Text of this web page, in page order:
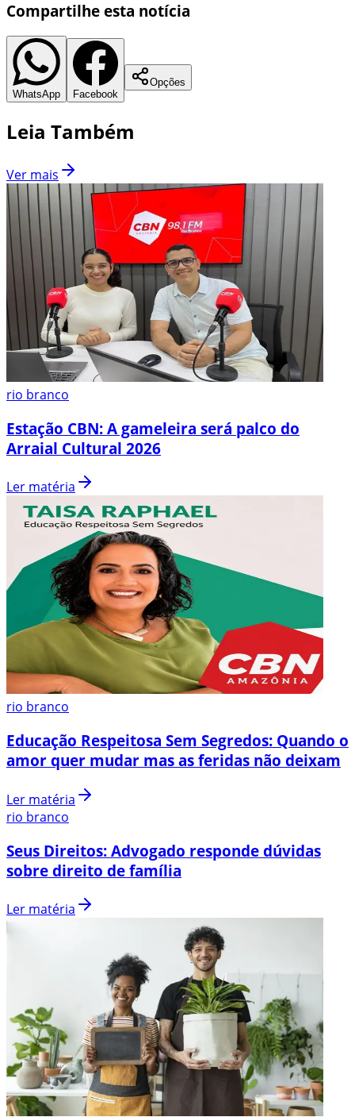
Compartilhe esta notícia
WhatsApp Facebook
Opções
Leia Também
Ver mais
rio branco
Estação CBN: A gameleira será palco do
Arraial Cultural 2026
Ler matéria
rio branco
Educação Respeitosa Sem Segredos: Quando o
amor quer mudar mas as feridas não deixam
Ler matéria
rio branco
Seus Direitos: Advogado responde dúvidas
sobre direito de família
Ler matéria